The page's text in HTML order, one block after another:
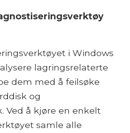
i Windows
lagringsrelaterte
dem med å feilsøke
og
Ved å kjøre en enkelt
samle alle